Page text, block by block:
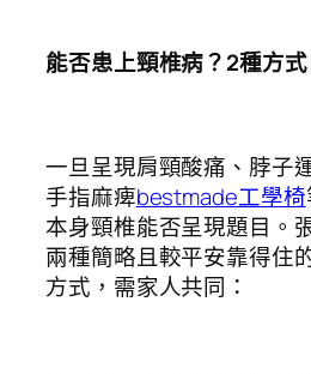
能否患上頸椎病？2種方
一旦呈現肩頸酸痛、脖子
手指麻痺bestmade工學椅
本身頸椎能否呈現題目。
兩種簡略且較平安靠得住
方式，需家人共同：